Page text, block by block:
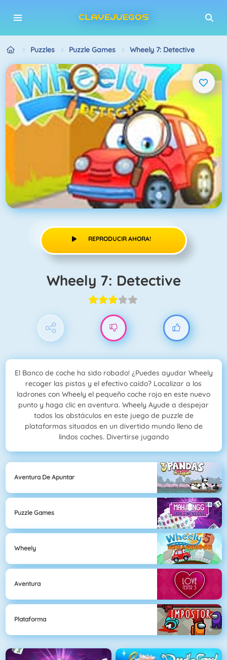
Puzzles Puzzle Games Wheely 7: Detective
REPRODUCIR AHORA!
Wheely 7: Detective
El Banco de coche ha sido robado! ¿Puedes ayudar Wheely
recoger las pistas y el efectivo caído? Localizar a los
ladrones con Wheely el pequeño coche rojo en este nuevo
punto y haga clic en aventura. Wheely Ayude a despejar
todos los obstáculos en este juego de puzzle de
plataformas situados en un divertido mundo lleno de
lindos coches. Divertirse jugando
Aventura De Apuntar
Puzzle Games
Wheely
Aventura
Plataforma